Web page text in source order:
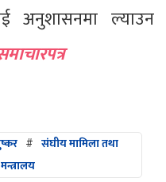
अनुशासनमा ल्याउन
# संघीय मामिला तथा